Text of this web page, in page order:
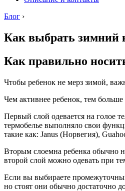
Блог ›
Как выбрать зимний
Как правильно
Чтобы ребенок не мерз зимой,
Чем активнее ребенок, тем
Первый слой одевается на голое
термобелье выполняло свои
такие как: Janus (Норвегия),
Вторым слоемна ребенка обычно
второй слой можно одевать при
Если вы выбираете
но стоят они обычно достаточно